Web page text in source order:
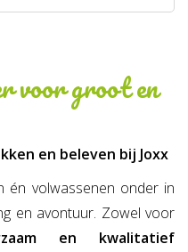
voor groot en
en beleven bij Joxx
én volwassenen onder in
en avontuur. Zowel voor
en kwalitatief